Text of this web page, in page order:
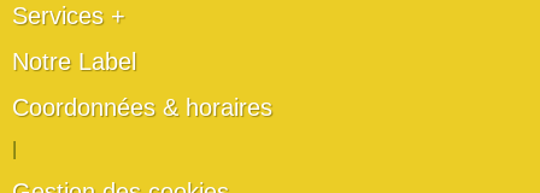
Services +
Notre Label
Coordonnées & horaires